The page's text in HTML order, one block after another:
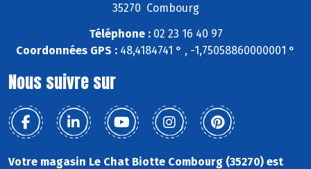
35270 Combourg
Téléphone :02 23 16 40 97
Coordonnées GPS : 48,4184741 ° , -1,75058860000001 °
Nous suivre sur
Votre magasin Le Chat Biotte Combourg (35270) est